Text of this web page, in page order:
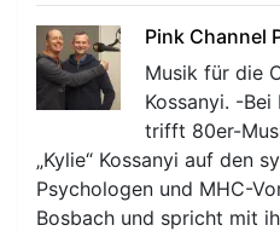
Pink Channel
Musik für die
Kossanyi. -
trifft 80er-
„Kylie“ Kossanyi auf den
Psychologen und MHC-
Bosbach und spricht mit